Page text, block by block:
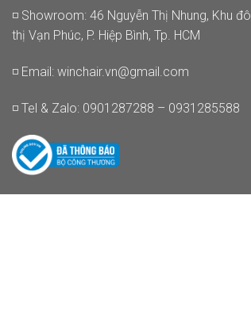
◽ Showroom: 46 Nguyễn Thị Nhung, Khu đô
thị Vạn Phúc, P. Hiệp Bình, Tp. HCM
◽ Email: winchair.vn@gmail.com
◽ Tel & Zalo: 0901287288 – 0931285588